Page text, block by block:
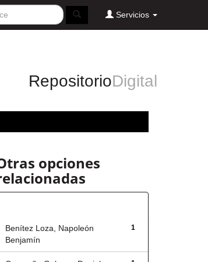
Servicios
RepositorioDigital
opciones
1
Benítez Loza, Napoleón
Benjamín